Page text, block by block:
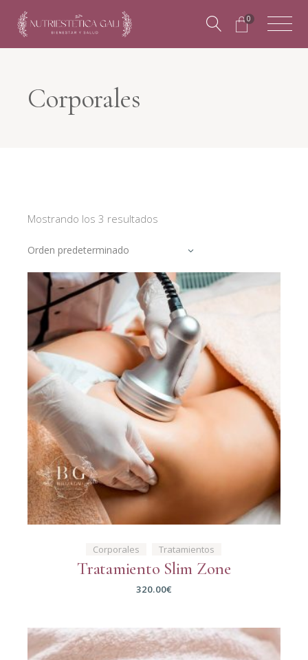
0
Corporales
Mostrando los 3 resultados
Orden predeterminado
Corporales Tratamientos
Tratamiento Slim Zone
320.00€